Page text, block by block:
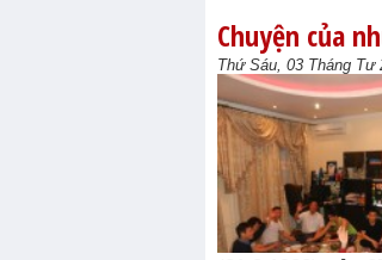
Chuyện của
Thứ Sáu, 03 Tháng Tư